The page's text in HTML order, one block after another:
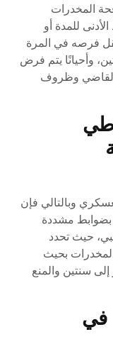
المخدرات
للمدة أو
فرصه في المرة
وأحيانًا يتم فرض
القاضي وظروف
وبالتالي فإن
بضوابط مشددة
حيث تحدد
مكافحة المخدرات بحيث
بالسجن من 6 أشهر إلى سنتين والمنع
في